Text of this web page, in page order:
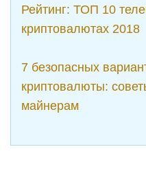
Рейтинг: ТОП 10
криптовалютах 2018
7 безопасных
криптовалюты:
майнерам